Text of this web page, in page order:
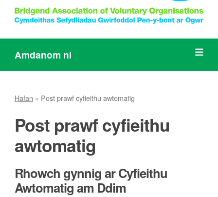
Amdanom ni
Hafan » Post prawf cyfieithu awtomatig
Post prawf cyfieithu
awtomatig
Rhowch gynnig ar Cyfieithu
Awtomatig am Ddim